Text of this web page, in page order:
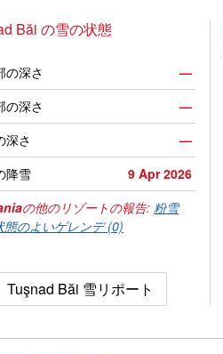
Băi の雪の状態
の深さ
—
の深さ
—
深さ
—
降雪
9 Apr 2026
の他のリゾートの報告: 粉雪
態のよいゲレンデ (0)
Tuşnad Băi 雪リポート